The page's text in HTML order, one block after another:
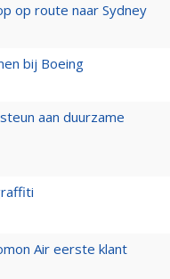
op route naar Sydney
bij Boeing
aan duurzame
Air eerste klant